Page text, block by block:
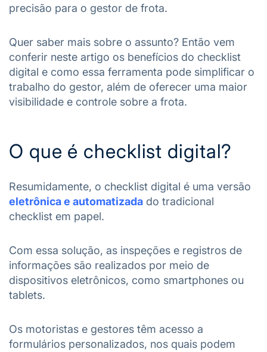
precisão para o gestor de frota.
Quer saber mais sobre o assunto? Então vem
conferir neste artigo os benefícios do checklist
digital e como essa ferramenta pode simplificar o
trabalho do gestor, além de oferecer uma maior
visibilidade e controle sobre a frota.
O que é checklist digital?
Resumidamente, o checklist digital é uma versão
eletrônica e automatizada do tradicional
checklist em papel.
Com essa solução, as inspeções e registros de
informações são realizados por meio de
dispositivos eletrônicos, como smartphones ou
tablets.
Os motoristas e gestores têm acesso a
formulários personalizados, nos quais podem